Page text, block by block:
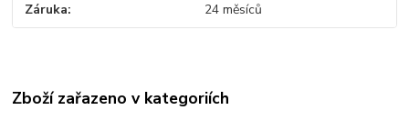
Záruka 24 měsíců
Zboží zařazeno v kategoriích